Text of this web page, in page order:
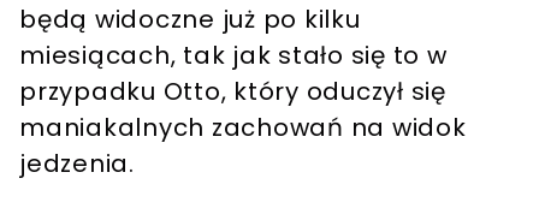
będą widoczne już po kilku
miesiącach, tak jak stało się to w
przypadku Otto, który oduczył się
maniakalnych zachowań na widok
jedzenia.